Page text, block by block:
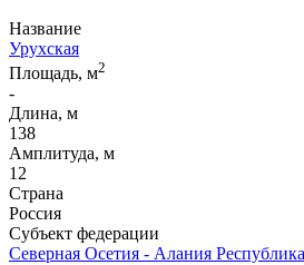
Название
Урухская
Площадь, м2
-
Длина, м
138
Амплитуда, м
12
Страна
Россия
Субъект федерации
Северная Осетия - Алания Республика